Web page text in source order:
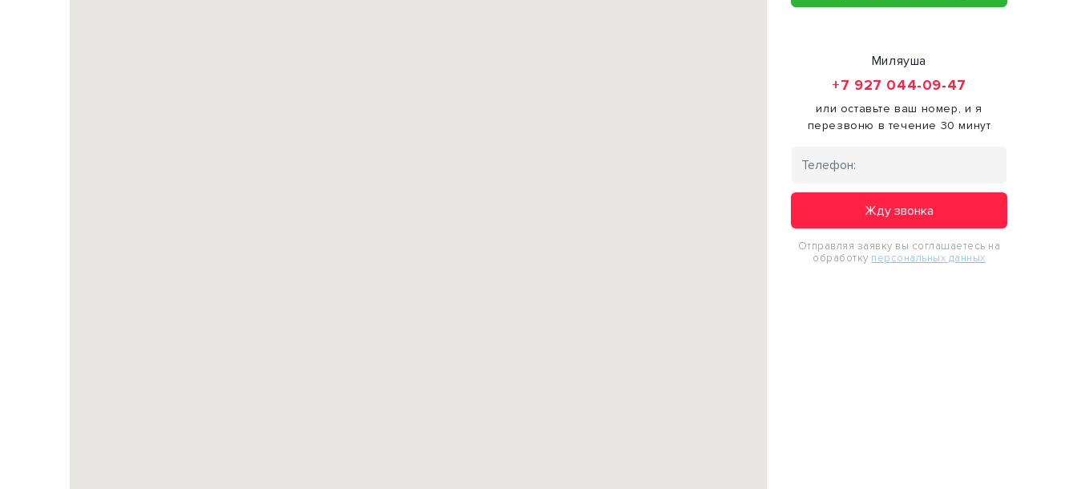
Миляуша
+7 927 044-09-47
или оставьте ваш номер, и я
перезвоню в течение 30 минут
Жду звонка
Отправляя заявку вы соглашаетесь на
обработку персональных данных